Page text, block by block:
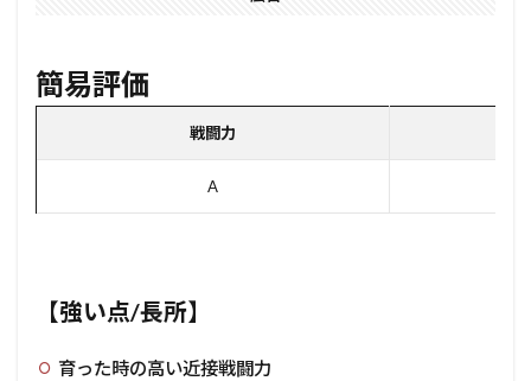
簡易評価
戦闘力
A
【強い点/長所】
育った時の高い近接戦闘力